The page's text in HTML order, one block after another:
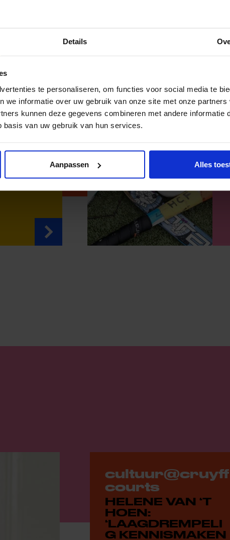
Details
te personaliseren, om functies voor social media te
we informatie over uw gebruik van onze site met onze partners
kunnen deze gegevens combineren met andere informatie
van uw gebruik van hun services.
Aanpassen Alles
cultuur@cruyff
courts
HELENE VAN ‘T
HOEN:
‘LAAGDREMPELI
G KENNISMAKEN